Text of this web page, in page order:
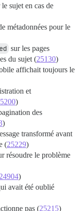
sujet en cas de
métadonnées pour le
sur les pages
du sujet (25130)
affichait toujours le
et
)
des
)
transformé avant
(25229)
résoudre le problème
24904)
avait été oublié
pas (25215)